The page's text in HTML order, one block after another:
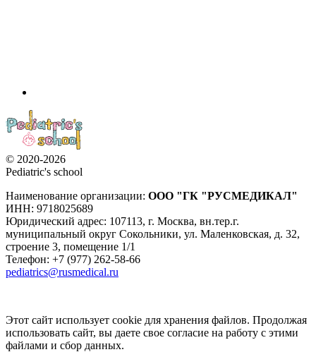
© 2020-2026
Pediatric's school
Наименование организации: ООО "ГК "РУСМЕДИКАЛ"
ИНН: 9718025689
Юридический адрес: 107113, г. Москва, вн.тер.г.
муниципальный округ Сокольники, ул. Маленковская, д. 32,
строение 3, помещение 1/1
Телефон: +7 (977) 262-58-66
pediatrics@rusmedical.ru
Этот сайт использует cookie для хранения файлов. Продолжая
использовать сайт, вы даете свое согласие на работу с этими
файлами и сбор данных.